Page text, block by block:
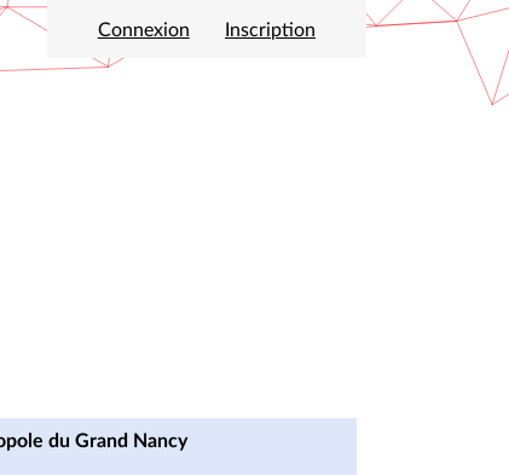
Connexion Inscription
du Grand Nancy